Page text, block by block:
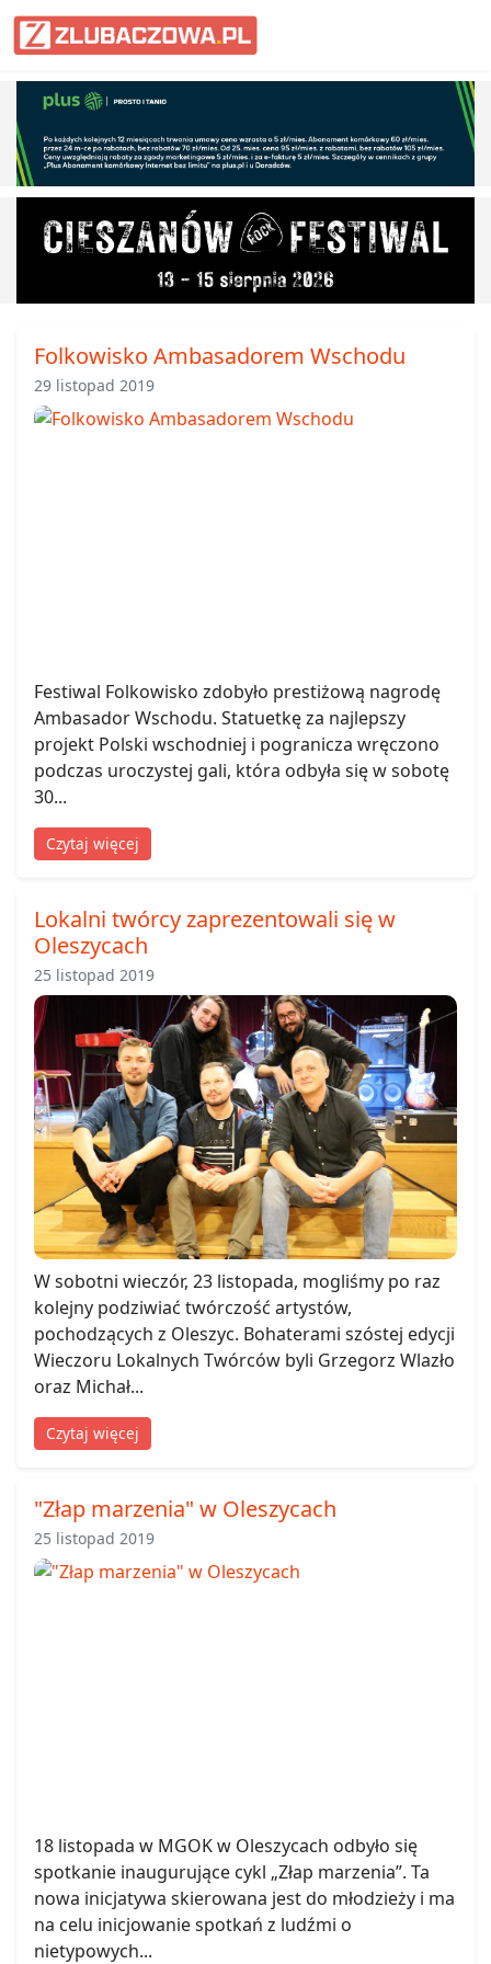
Informacje Lubaczów, powiat
Folkowisko Ambasadorem Wschodu
29 listopad 2019
Festiwal Folkowisko zdobyło prestiżową nagrodę
Ambasador Wschodu. Statuetkę za najlepszy
projekt Polski wschodniej i pogranicza wręczono
podczas uroczystej gali, która odbyła się w sobotę
30...
Czytaj więcej
Lokalni twórcy zaprezentowali się w
Oleszycach
25 listopad 2019
W sobotni wieczór, 23 listopada, mogliśmy po raz
kolejny podziwiać twórczość artystów,
pochodzących z Oleszyc. Bohaterami szóstej edycji
Wieczoru Lokalnych Twórców byli Grzegorz Wlazło
oraz Michał...
Czytaj więcej
"Złap marzenia" w Oleszycach
25 listopad 2019
18 listopada w MGOK w Oleszycach odbyło się
spotkanie inaugurujące cykl „Złap marzenia”. Ta
nowa inicjatywa skierowana jest do młodzieży i ma
na celu inicjowanie spotkań z ludźmi o
nietypowych...